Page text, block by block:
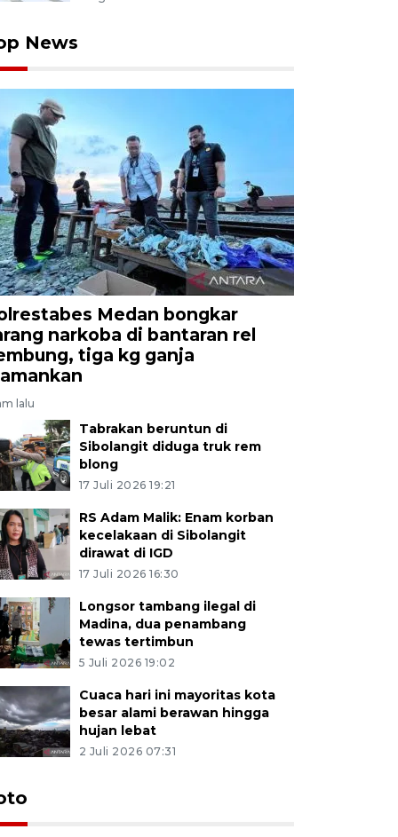
News
Medan bongkar
narkoba di bantaran rel
tiga kg ganja
lalu
Tabrakan beruntun di
Sibolangit diduga truk rem
blong
17 Juli 2026 19:21
RS Adam Malik: Enam korban
kecelakaan di Sibolangit
dirawat di IGD
17 Juli 2026 16:30
Longsor tambang ilegal di
Madina, dua penambang
tewas tertimbun
5 Juli 2026 19:02
Cuaca hari ini mayoritas kota
besar alami berawan hingga
hujan lebat
2 Juli 2026 07:31